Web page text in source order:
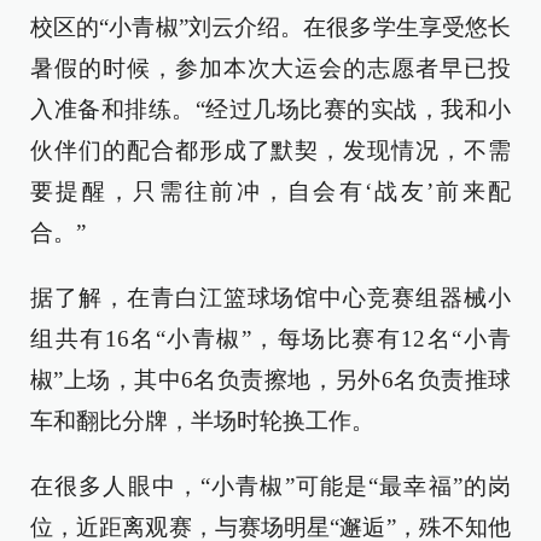
校区的“小青椒”刘云介绍。在很多学生享受悠长
暑假的时候，参加本次大运会的志愿者早已投
入准备和排练。“经过几场比赛的实战，我和小
伙伴们的配合都形成了默契，发现情况，不需
要提醒，只需往前冲，自会有‘战友’前来配
合。”
据了解，在青白江篮球场馆中心竞赛组器械小
组共有16名“小青椒”，每场比赛有12名“小青
椒”上场，其中6名负责擦地，另外6名负责推球
车和翻比分牌，半场时轮换工作。
在很多人眼中，“小青椒”可能是“最幸福”的岗
位，近距离观赛，与赛场明星“邂逅”，殊不知他